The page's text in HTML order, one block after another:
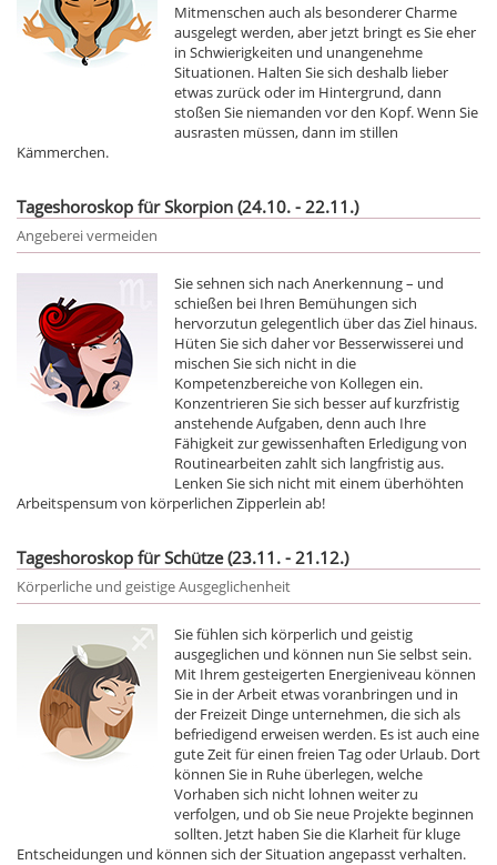
Mitmenschen auch als besonderer Charme
ausgelegt werden, aber jetzt bringt es Sie eher
in Schwierigkeiten und unangenehme
Situationen. Halten Sie sich deshalb lieber
etwas zurück oder im Hintergrund, dann
stoßen Sie niemanden vor den Kopf. Wenn Sie
ausrasten müssen, dann im stillen
Kämmerchen.
Tageshoroskop für Skorpion (24.10. - 22.11.)
Angeberei vermeiden
Sie sehnen sich nach Anerkennung – und
schießen bei Ihren Bemühungen sich
hervorzutun gelegentlich über das Ziel hinaus.
Hüten Sie sich daher vor Besserwisserei und
mischen Sie sich nicht in die
Kompetenzbereiche von Kollegen ein.
Konzentrieren Sie sich besser auf kurzfristig
anstehende Aufgaben, denn auch Ihre
Fähigkeit zur gewissenhaften Erledigung von
Routinearbeiten zahlt sich langfristig aus.
Lenken Sie sich nicht mit einem überhöhten
Arbeitspensum von körperlichen Zipperlein ab!
Tageshoroskop für Schütze (23.11. - 21.12.)
Körperliche und geistige Ausgeglichenheit
Sie fühlen sich körperlich und geistig
ausgeglichen und können nun Sie selbst sein.
Mit Ihrem gesteigerten Energieniveau können
Sie in der Arbeit etwas voranbringen und in
der Freizeit Dinge unternehmen, die sich als
befriedigend erweisen werden. Es ist auch eine
gute Zeit für einen freien Tag oder Urlaub. Dort
können Sie in Ruhe überlegen, welche
Vorhaben sich nicht lohnen weiter zu
verfolgen, und ob Sie neue Projekte beginnen
sollten. Jetzt haben Sie die Klarheit für kluge
Entscheidungen und können sich der Situation angepasst verhalten.